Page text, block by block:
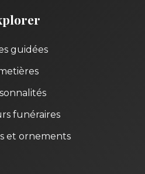
guidées
funéraires
et ornements